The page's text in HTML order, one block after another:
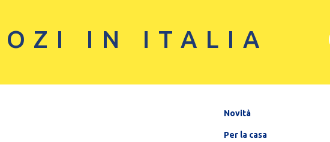
IN ITALIA
Novità
Per la casa